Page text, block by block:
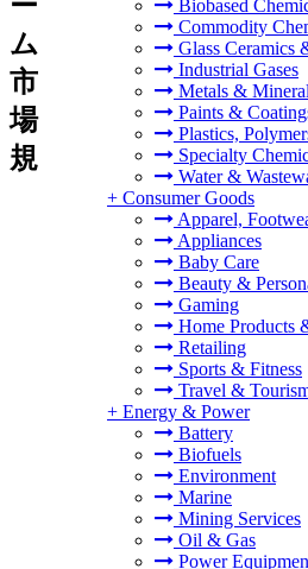
Biobased
Commodity
Glass Ceramics
Industrial Gases
Metals &
Paints &
Plastics,
Specialty
Water &
+ Consumer Goods
Apparel,
Appliances
Baby Care
Beauty &
Gaming
Home Products
Retailing
Sports & Fitness
Travel &
+ Energy & Power
Battery
Biofuels
Environment
Marine
Mining Services
Oil & Gas
Power
ム
市
場
規